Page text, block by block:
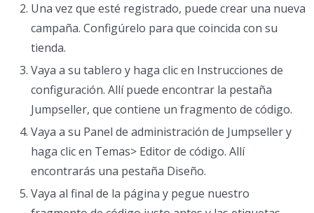
Una vez que esté registrado, puede crear una nueva
campaña. Configúrelo para que coincida con su
tienda.
Vaya a su tablero y haga clic en Instrucciones de
configuración. Allí puede encontrar la pestaña
Jumpseller, que contiene un fragmento de código.
Vaya a su Panel de administración de Jumpseller y
haga clic en Temas> Editor de código. Allí
encontrarás una pestaña Diseño.
Vaya al final de la página y pegue nuestro